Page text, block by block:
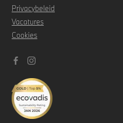
Privacybeleid
Vacatures
Cookies